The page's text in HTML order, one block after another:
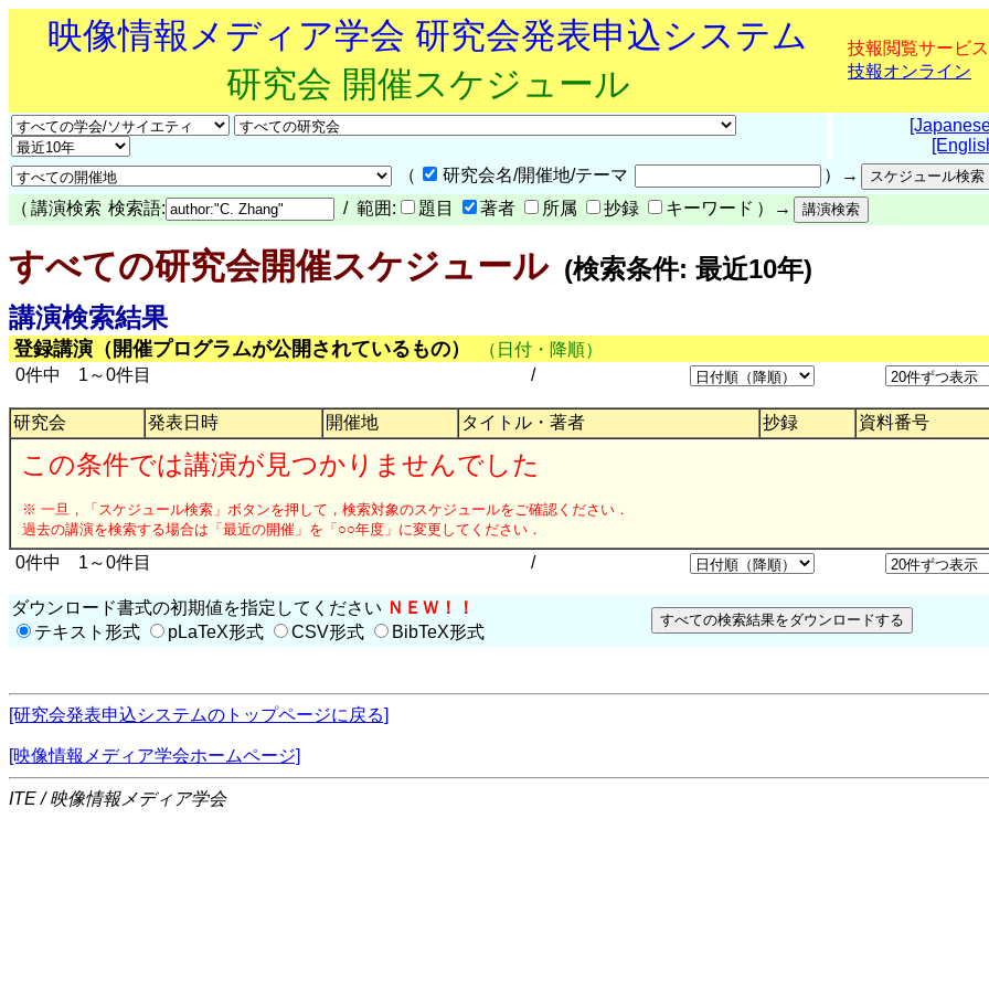
映像情報メディア学会 研究会発表申込システム
研究会 開催スケジュール
技報閲覧サービス
技報オンライン
（
研究会名/開催地/テーマ
）→
（ 講演検索 検索語: / 範囲: 題目 著者 所属 抄録 キーワード ）→
すべての研究会開催スケジュール(検索条件: 最近10年)
講演検索結果
登録講演（開催プログラムが公開されているもの）
（日付・降順）
0件中 1～0件目
/
研究会 発表日時 開催地 タイトル・著者 抄録 資料番号
この条件では講演が見つかりませんでした
※ 一旦，「スケジュール検索」ボタンを押して，検索対象のスケジュールをご確認ください．
過去の講演を検索する場合は「最近の開催」を「○○年度」に変更してください．
0件中 1～0件目 /
ダウンロード書式の初期値を指定してください ＮＥＷ！！
テキスト形式
pLaTeX形式 CSV形式 BibTeX形式
[研究会発表申込システムのトップページに戻る]
[映像情報メディア学会ホームページ]
ITE / 映像情報メディア学会